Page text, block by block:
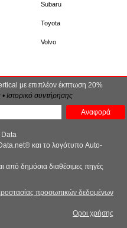
Subaru
Toyota
Volvo
με επιπλέον έκπτωση 20%
• Ιστορικό συντήρησης
Αναφορά
και το λογότυπο Auto-
από δημόσια διαθέσιμες πηγές
προσωπικών δεδομένων
Οροι χρήσης